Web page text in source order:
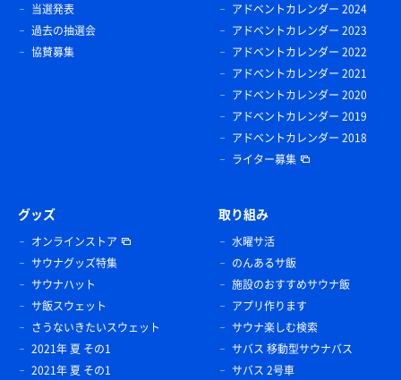
当選発表
過去の抽選会
協賛募集
アドベントカレンダー 2024
アドベントカレンダー 2023
アドベントカレンダー 2022
アドベントカレンダー 2021
アドベントカレンダー 2020
アドベントカレンダー 2019
アドベントカレンダー 2018
ライター募集
グッズ
オンラインストア
サウナグッズ特集
サウナハット
サ飯スウェット
さうないきたいスウェット
2021年 夏 その1
2021年 夏 その1
取り組み
水曜サ活
のんあるサ飯
施設のおすすめサウナ飯
アプリ作ります
サウナ楽しむ検索
サバス 移動型サウナバス
サバス 2号車